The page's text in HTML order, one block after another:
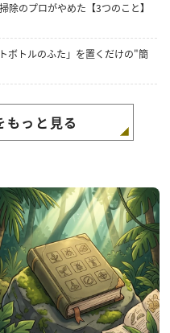
除のプロがやめた【3つのこと】
ボトルのふた」を置くだけの"簡
もっと見る